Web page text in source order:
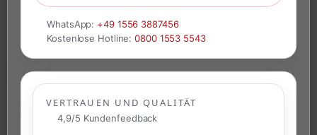
WhatsApp: +49 1556 3887456
Kostenlose Hotline:0800 1553 5543
VERTRAUEN UND QUALITÄT
4,9/5 Kundenfeedback